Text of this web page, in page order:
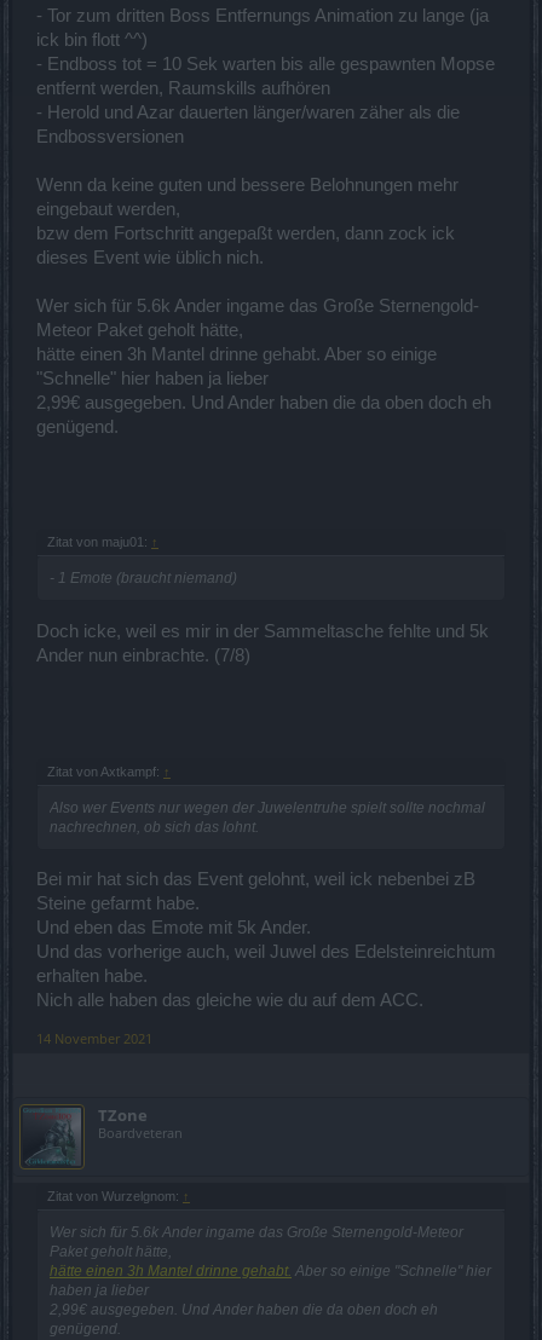
- Tor zum dritten Boss Entfernungs Animation zu lange (ja
ick bin flott ^^)
- Endboss tot = 10 Sek warten bis alle gespawnten Mopse
entfernt werden, Raumskills aufhören
- Herold und Azar dauerten länger/waren zäher als die
Endbossversionen
Wenn da keine guten und bessere Belohnungen mehr
eingebaut werden,
bzw dem Fortschritt angepaßt werden, dann zock ick
dieses Event wie üblich nich.
Wer sich für 5.6k Ander ingame das Große Sternengold-
Meteor Paket geholt hätte,
hätte einen 3h Mantel drinne gehabt. Aber so einige
"Schnelle" hier haben ja lieber
2,99€ ausgegeben. Und Ander haben die da oben doch eh
genügend.
Zitat von maju01: ↑
- 1 Emote (braucht niemand)
Doch icke, weil es mir in der Sammeltasche fehlte und 5k
Ander nun einbrachte. (7/8)
Zitat von Axtkampf: ↑
Also wer Events nur wegen der Juwelentruhe spielt sollte nochmal
nachrechnen, ob sich das lohnt.
Bei mir hat sich das Event gelohnt, weil ick nebenbei zB
Steine gefarmt habe.
Und eben das Emote mit 5k Ander.
Und das vorherige auch, weil Juwel des Edelsteinreichtum
erhalten habe.
Nich alle haben das gleiche wie du auf dem ACC.
14 November 2021
TZone
Boardveteran
Zitat von Wurzelgnom: ↑
Wer sich für 5.6k Ander ingame das Große Sternengold-Meteor
Paket geholt hätte,
hätte einen 3h Mantel drinne gehabt. Aber so einige "Schnelle" hier
haben ja lieber
2,99€ ausgegeben. Und Ander haben die da oben doch eh
genügend.